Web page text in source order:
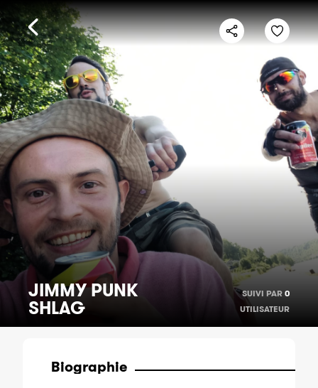
JIMMY PUNK
SHLAG
SUIVI PAR 0
UTILISATEUR
Biographie